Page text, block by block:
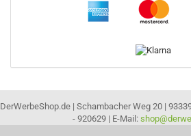
DerWerbeShop.de | Schambacher Weg 20 |
- 920629 | E-Mail: